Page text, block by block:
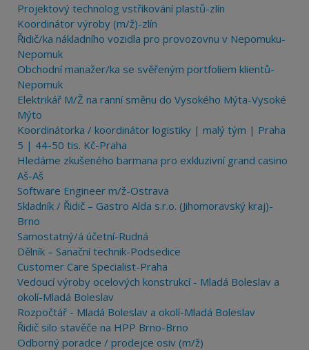
Projektový technolog vstřikování plastů-zlín
Koordinátor výroby (m/ž)-zlín
Řidič/ka nákladního vozidla pro provozovnu v Nepomuku-
Nepomuk
Obchodní manažer/ka se svěřeným portfoliem klientů-
Nepomuk
Elektrikář M/Ž na ranní směnu do Vysokého Mýta-Vysoké
Mýto
Koordinátorka / koordinátor logistiky | malý tým | Praha
5 | 44-50 tis. Kč-Praha
Hledáme zkušeného barmana pro exkluzivní grand casino
Aš-Aš
Software Engineer m/ž-Ostrava
Skladník / Řidič – Gastro Alda s.r.o. (Jihomoravský kraj)-
Brno
Samostatný/á účetní-Rudná
Dělník – Sanační technik-Podsedice
Customer Care Specialist-Praha
Vedoucí výroby ocelových konstrukcí - Mladá Boleslav a
okolí-Mladá Boleslav
Rozpočtář - Mladá Boleslav a okolí-Mladá Boleslav
Řidič silo stavěče na HPP Brno-Brno
Odborný poradce / prodejce osiv (m/ž)